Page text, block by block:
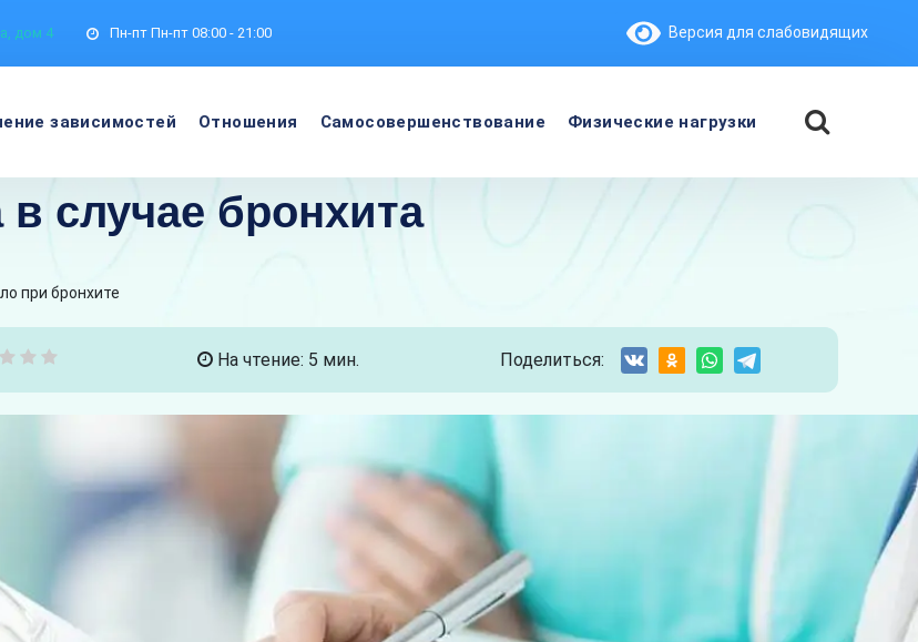
дом 4 Пн-пт Пн-пт 08:00 - 21:00 Версия для слабовидящих
зависимостей Отношения Самосовершенствование Физические нагрузки
случае бронхита
при бронхите
На чтение: 5 мин. Поделиться: